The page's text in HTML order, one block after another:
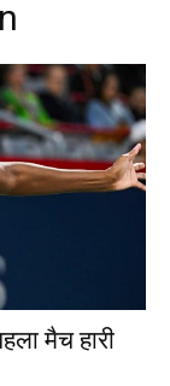
मैच हारी